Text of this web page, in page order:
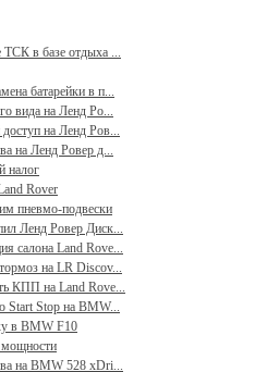
в базе отдыха ...
батарейки в п...
вида на Ленд Ро...
на Ленд Ров...
на Ленд Ровер д...
налог
Rover
пневмо-подвески
Ленд Ровер Диск...
салона Land Rove...
на LR Discov...
КПП на Land Rove...
Start Stop на BMW...
в BMW F10
мощности
на BMW 528 xDri...